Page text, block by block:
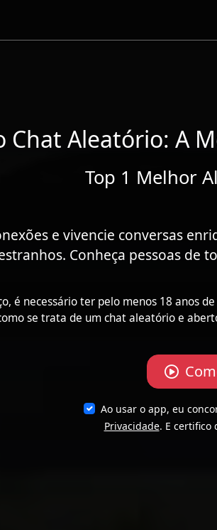
Chat Aleatório: A
Top 1 Melhor
e vivencie conversas
Conheça pessoas de
é necessário ter pelo menos 18 anos
se trata de um chat aleatório e
Ao usar o app, eu
Privacidade. E certifico